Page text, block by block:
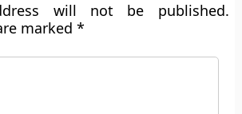
will not be published.
marked*